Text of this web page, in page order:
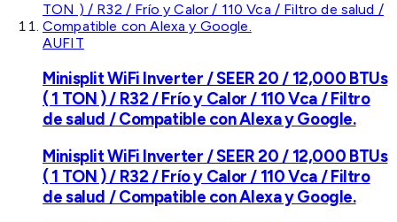
AUFIT
Minisplit WiFi Inverter / SEER 20 / 12,000 BTUs
( 1 TON ) / R32 / Frío y Calor / 110 Vca / Filtro
de salud / Compatible con Alexa y Google.
Minisplit WiFi Inverter / SEER 20 / 12,000 BTUs
( 1 TON ) / R32 / Frío y Calor / 110 Vca / Filtro
de salud / Compatible con Alexa y Google.